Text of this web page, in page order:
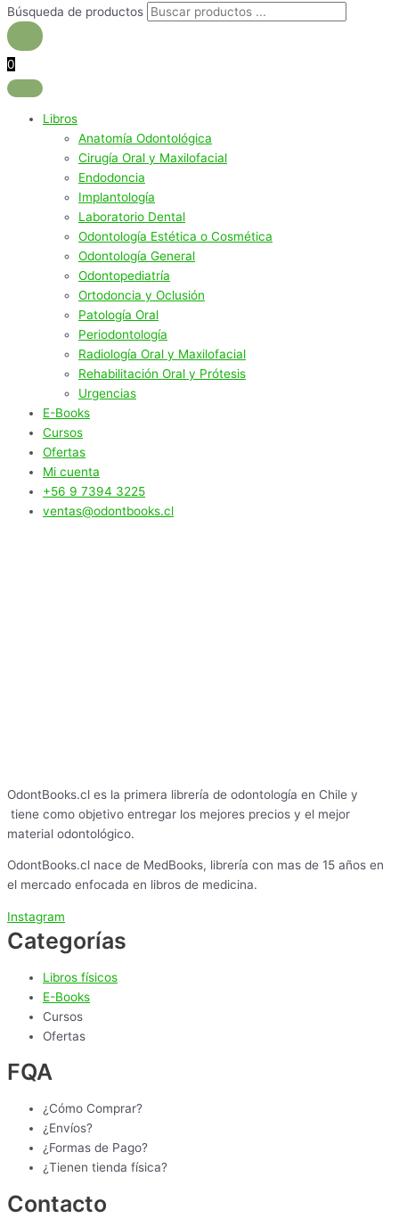
Búsqueda de productos
0
Libros
Anatomía Odontológica
Cirugía Oral y Maxilofacial
Endodoncia
Implantología
Laboratorio Dental
Odontología Estética o Cosmética
Odontología General
Odontopediatría
Ortodoncia y Oclusión
Patología Oral
Periodontología
Radiología Oral y Maxilofacial
Rehabilitación Oral y Prótesis
Urgencias
E-Books
Cursos
Ofertas
Mi cuenta
+56 9 7394 3225
ventas@odontbooks.cl
OdontBooks.cl es la primera librería de odontología en Chile y
tiene como objetivo entregar los mejores precios y el mejor
material odontológico.
OdontBooks.cl nace de MedBooks, librería con mas de 15 años en
el mercado enfocada en libros de medicina.
Instagram
Categorías
Libros físicos
E-Books
Cursos
Ofertas
FQA
¿Cómo Comprar?
¿Envíos?
¿Formas de Pago?
¿Tienen tienda física?
Contacto